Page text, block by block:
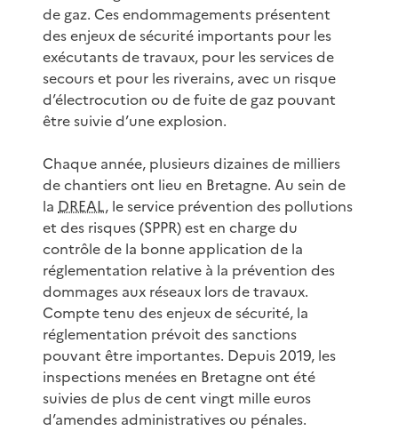
de gaz. Ces endommagements présentent
des enjeux de sécurité importants pour les
exécutants de travaux, pour les services de
secours et pour les riverains, avec un risque
d’électrocution ou de fuite de gaz pouvant
être suivie d’une explosion.
Chaque année, plusieurs dizaines de milliers
de chantiers ont lieu en Bretagne. Au sein de
la DREAL, le service prévention des pollutions
et des risques (SPPR) est en charge du
contrôle de la bonne application de la
réglementation relative à la prévention des
dommages aux réseaux lors de travaux.
Compte tenu des enjeux de sécurité, la
réglementation prévoit des sanctions
pouvant être importantes. Depuis 2019, les
inspections menées en Bretagne ont été
suivies de plus de cent vingt mille euros
d’amendes administratives ou pénales.